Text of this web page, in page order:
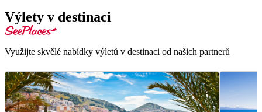
Výlety v destinaci
Využijte skvělé nabídky výletů v destinaci od našich partnerů